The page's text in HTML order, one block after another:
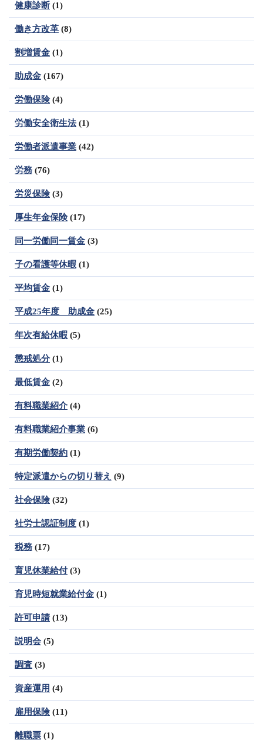
健康診断(1)
働き方改革 (8)
割増賃金 (1)
助成金 (167)
労働保険(4)
労働安全衛生法(1)
労働者派遣事業 (42)
労務 (76)
労災保険(3)
厚生年金保険(17)
同一労働同一賃金 (3)
子の看護等休暇 (1)
平均賃金 (1)
平成25年度 助成金 (25)
年次有給休暇 (5)
懲戒処分(1)
最低賃金 (2)
有料職業紹介(4)
有料職業紹介事業 (6)
有期労働契約 (1)
特定派遣からの切り替え (9)
社会保険(32)
社労士認証制度 (1)
税務 (17)
育児休業給付(3)
育児時短就業給付金 (1)
許可申請 (13)
説明会 (5)
調査 (3)
資産運用 (4)
雇用保険(11)
離職票 (1)